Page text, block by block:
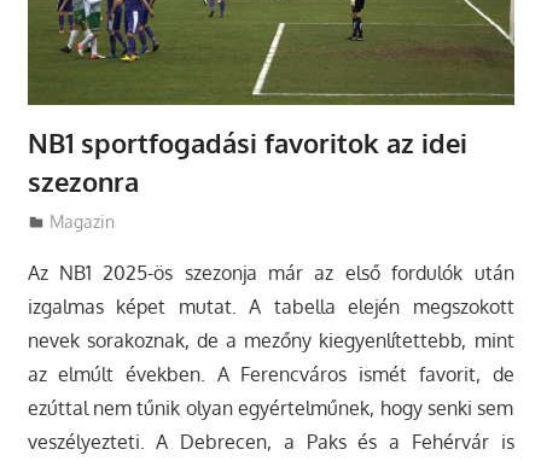
NB1 sportfogadási favoritok az idei
szezonra
Utazasok.org
Magazin
Az NB1 2025-ös szezonja már az első fordulók után
izgalmas képet mutat. A tabella elején megszokott
nevek sorakoznak, de a mezőny kiegyenlítettebb, mint
az elmúlt években. A Ferencváros ismét favorit, de
ezúttal nem tűnik olyan egyértelműnek, hogy senki sem
veszélyezteti. A Debrecen, a Paks és a Fehérvár is